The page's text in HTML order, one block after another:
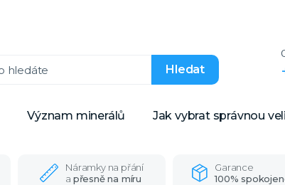
Význam minerálů Jak vybrat správnou
Hledat
Náramky na přání
a přesně na míru
Garance
100%